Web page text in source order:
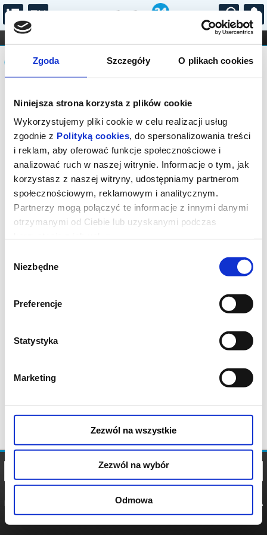
Zgoda Szczegóły O plikach cookies
Niniejsza strona korzysta z plików cookie
Wykorzystujemy pliki cookie w celu realizacji usług
zgodnie z Polityką cookies, do spersonalizowania treści
i reklam, aby oferować funkcje społecznościowe i
analizować ruch w naszej witrynie. Informacje o tym, jak
korzystasz z naszej witryny, udostępniamy partnerom
społecznościowym, reklamowym i analitycznym.
Partnerzy mogą połączyć te informacje z innymi danymi
otrzymanymi od Ciebie lub uzyskanymi podczas
zgody
Niezbędne
Preferencje
Statystyka
Marketing
Zezwól na wszystkie
Zezwól na wybór
Odmowa
...
FILHARMONIA OPERA I BALET
STAND-UP
DLA DZIECI
Komunikat
Sprzedaż biletów on-line na wydarzenie
została zakończona.
POLITYKA
POLITYKA